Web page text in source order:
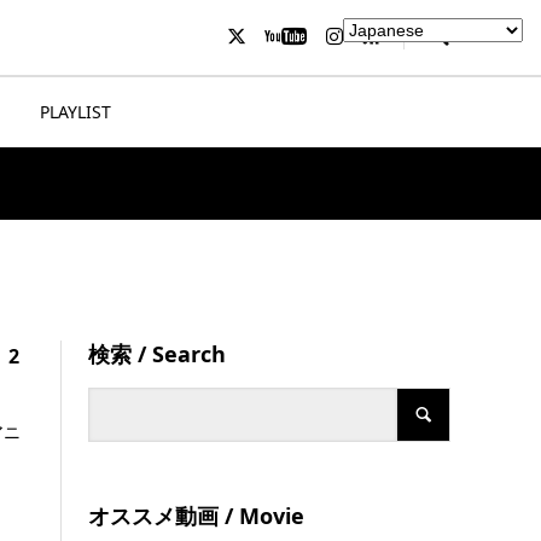
PLAYLIST
2 検索 / Search
オススメ動画 / Movie